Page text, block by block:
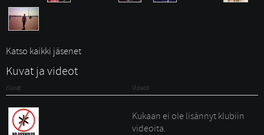
Katso kaikki jäsenet
Kuvat ja videot
Kuvat Videot
Kukaan ei ole lisännyt klubiin
videoita.